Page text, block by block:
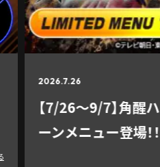
2026.7.26
【7/26～9/7】角醒
ーンメニュー登場！！